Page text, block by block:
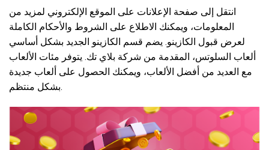
انتقل إلى صفحة الإعلانات على الموقع الإلكتروني لمزيد من
المعلومات، ويمكنك الاطلاع على الشروط والأحكام الكاملة
لعرض قبول الكازينو. يضم قسم الكازينو الجديد بشكل أساسي
ألعاب السلوتس، المقدمة من شركة بلاي تك. يتوفر مئات الألعاب
مع العديد من أفضل الألعاب، ويمكنك الحصول على ألعاب جديدة
بشكل منتظم.